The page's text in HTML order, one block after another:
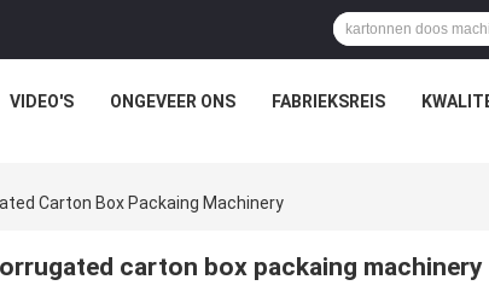
VIDEO'S ONGEVEER ONS FABRIEKSREIS
Carton Box Packaing Machinery
carton box packaing machinery